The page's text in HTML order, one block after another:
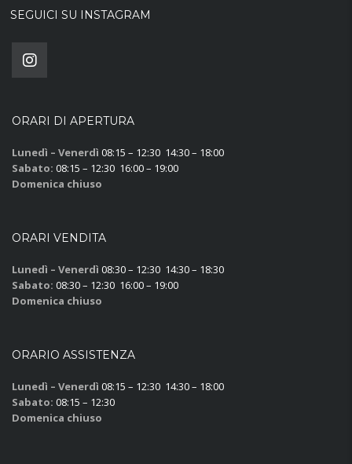
SEGUICI SU INSTAGRAM
ORARI DI APERTURA
Lunedì – Venerdì 08:15 – 12:30 14:30 – 18:00
Sabato: 08:15 – 12:30 16:00 – 19:00
Domenica chiuso
ORARI VENDITA
Lunedì – Venerdì 08:30 – 12:30 14:30 – 18:30
Sabato: 08:30 – 12:30 16:00 – 19:00
Domenica chiuso
ORARIO ASSISTENZA
Lunedì – Venerdì 08:15 – 12:30 14:30 – 18:00
Sabato: 08:15 – 12:30
Domenica chiuso